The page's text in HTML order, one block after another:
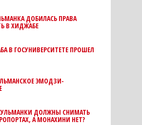
ДОБИЛАСЬ ПРАВА
В ХИДЖАБЕ
В ГОСУНИВЕРСИТЕТЕ ПРОШЕЛ
ЭМОДЗИ-
ДОЛЖНЫ СНИМАТЬ
А МОНАХИНИ НЕТ?